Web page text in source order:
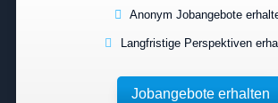
Anonym Jobangebote
Langfristige Perspektiven
Jobangebote erhalten